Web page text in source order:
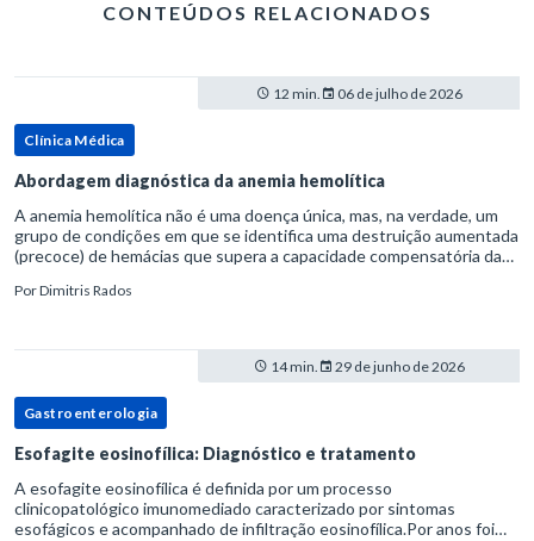
CONTEÚDOS RELACIONADOS
12 min. 06 de julho de 2026
Clínica Médica
Abordagem diagnóstica da anemia hemolítica
A anemia hemolítica não é uma doença única, mas, na verdade, um
grupo de condições em que se identifica uma destruição aumentada
(precoce) de hemácias que supera a capacidade compensatória da
PorDimitris Rados
14 min. 29 de junho de 2026
Gastroenterologia
Esofagite eosinofílica: Diagnóstico e tratamento
A esofagite eosinofílica é definida por um processo
clinicopatológico imunomediado caracterizado por sintomas
esofágicos e acompanhado de infiltração eosinofílica.Por anos foi